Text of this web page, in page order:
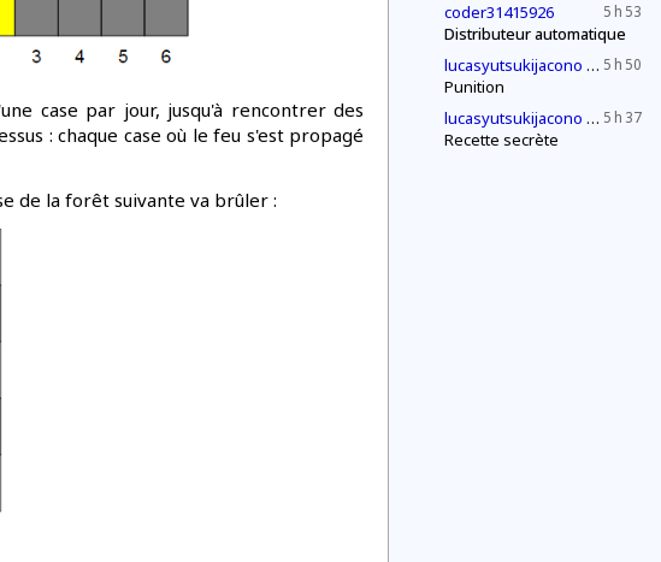
5 h 53
coder31415926
Distributeur automatique
5 h 50
lucasyutsukijacono 2030
Punition
5 h 37
lucasyutsukijacono 2030
Recette secrète
case par jour, jusqu'à rencontrer des
: chaque case où le feu s'est propagé
de la forêt suivante va brûler :